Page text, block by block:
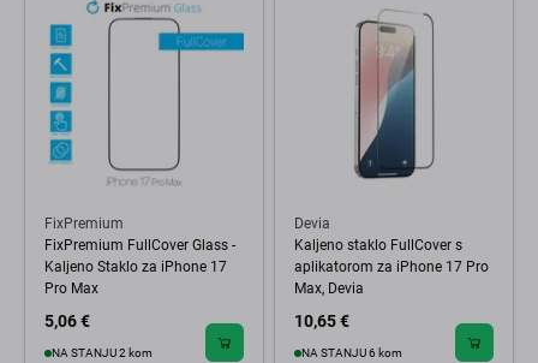
FixPremium
FixPremium FullCover Glass -
Kaljeno Staklo za iPhone 17
Pro Max
5,06 €
NA STANJU 2 kom
Devia
Kaljeno staklo FullCover s
aplikatorom za iPhone 17 Pro
Max, Devia
10,65 €
NA STANJU 6 kom